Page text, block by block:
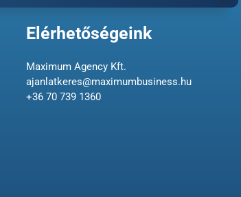
Elérhetőségeink
Maximum Agency Kft.
ajanlatkeres@maximumbusiness.hu
+36 70 739 1360